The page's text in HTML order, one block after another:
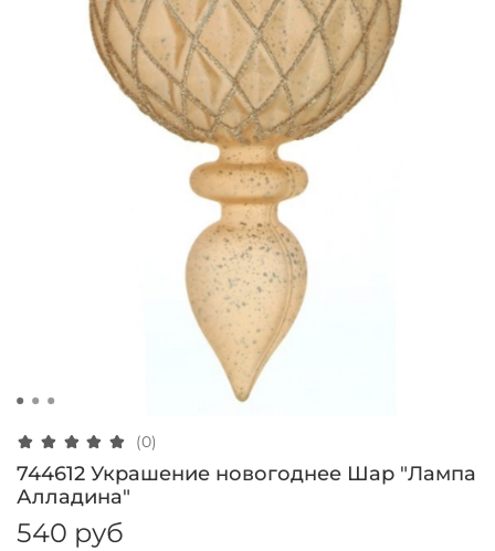
(0)
744612 Украшение новогоднее Шар "Лампа
Алладина"
540 руб